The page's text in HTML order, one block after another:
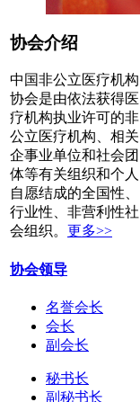
协会介绍
中国非公立医疗机构
协会是由依法获得医
疗机构执业许可的非
公立医疗机构、相关
企事业单位和社会团
体等有关组织和个人
自愿结成的全国性、
行业性、非营利性社
会组织。 更多>>
协会领导
名誉会长
会长
副会长
秘书长
副秘书长